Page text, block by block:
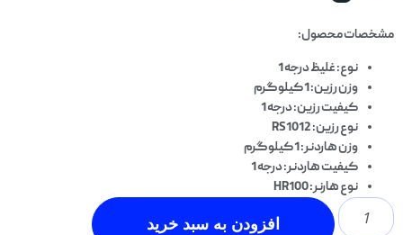
مشخصات محصول:
نوع: غلیظ درجه 1
وزن رزین: 1 کیلوگرم
کیفیت رزین: درجه 1
نوع رزین: RS1012
وزن هاردنر: 1 کیلوگرم
کیفیت هاردنر: درجه 1
نوع هارنر: HR100
افزودن به سبد خرید